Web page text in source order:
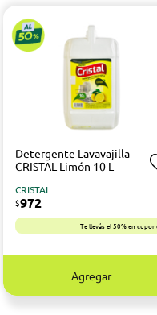
Detergente Lavavajilla
CRISTAL Limón 10 L
CRISTAL
$972
Te llevás el 50% en
Agregar